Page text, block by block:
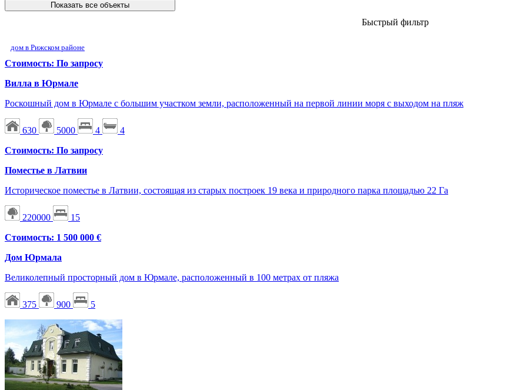
Показать все объекты
Быстрый фильтр
дом в Рижском районе
Стоимость: По запросу
Вилла в Юрмале
Роскошный дом в Юрмале с большим участком земли, расположенный на первой линии моря с выходом на пляж
630 5000 4
4
Стоимость: По запросу
Поместье в Латвии
Историческое поместье в Латвии, состоящая из старых построек 19 века и природного парка площадью 22 Га
220000
15
Стоимость: 1 500 000 €
Дом Юрмала
Великолепный просторный дом в Юрмале, расположенный в 100 метрах от пляжа
375 900 5